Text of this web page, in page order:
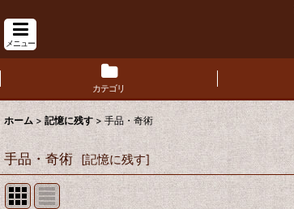
メニュー
カテゴリ
ホーム > 記憶に残す > 手品・奇術
手品・奇術 [記憶に残す]